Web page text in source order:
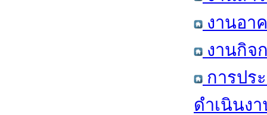
งานอา
งานกิจ
การปร
ดำเนินง